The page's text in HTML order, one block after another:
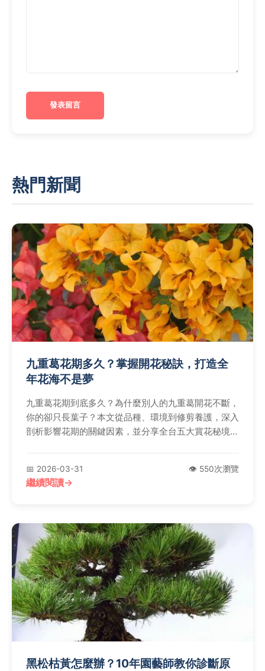
發表留言
熱門新聞
九重葛花期多久？掌握開花秘訣，打造全
年花海不是夢
九重葛花期到底多久？為什麼別人的九重葛開花不斷，
你的卻只長葉子？本文從品種、環境到修剪養護，深入
剖析影響花期的關鍵因素，並分享全台五大賞花秘境，
📅 2026-03-31 👁️ 550次瀏覽
繼續閱讀
黑松枯黃怎麼辦？10年園藝師教你診斷原